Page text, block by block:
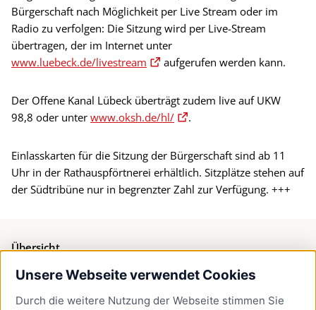
Unsere Webseite verwendet Cookies
Durch die weitere Nutzung der Webseite stimmen Sie
Bürgerschaft nach Möglichkeit per Live Stream oder im
Radio zu verfolgen: Die Sitzung wird per Live-Stream
übertragen, der im Internet unter
www.luebeck.de/livestream
aufgerufen werden kann.
Der Offene Kanal Lübeck überträgt zudem live auf UKW
98,8 oder unter www.oksh.de/hl/ .
Einlasskarten für die Sitzung der Bürgerschaft sind ab 11
Uhr in der Rathauspförtnerei erhältlich. Sitzplätze stehen auf
der Südtribüne nur in begrenzter Zahl zur Verfügung. +++
Übersicht
Bürgerservice
Presse